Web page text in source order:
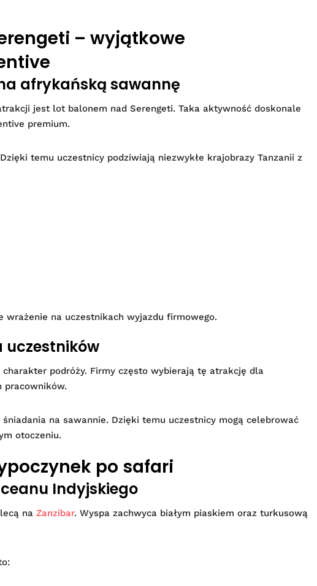
– wyjątkowe
afrykańską sawannę
jest lot balonem nad Serengeti. Taka aktywność doskonale
premium.
temu uczestnicy podziwiają niezwykłe krajobrazy Tanzanii z
wrażenie na uczestnikach wyjazdu firmowego.
uczestników
podróży. Firmy często wybierają tę atrakcję dla
pracowników.
na sawannie. Dzięki temu uczestnicy mogą celebrować
otoczeniu.
po safari
Indyjskiego
na Zanzibar. Wyspa zachwyca białym piaskiem oraz turkusową